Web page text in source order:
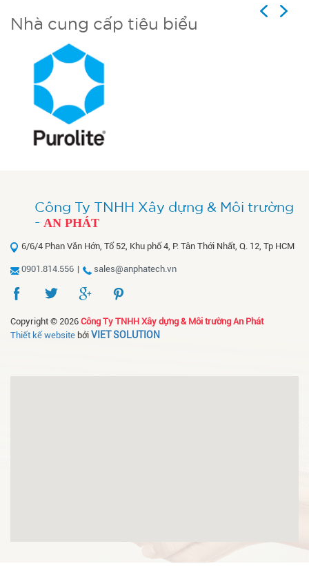
Nhà cung cấp tiêu biểu
Previous
Next
Công Ty TNHH Xây dựng & Môi trường
- AN PHÁT
6/6/4 Phan Văn Hớn, Tổ 52, Khu phố 4, P. Tân Thới Nhất, Q. 12, Tp HCM
0901.814.556 | sales@anphatech.vn
Copyright © 2026 Công Ty TNHH Xây dựng & Môi trường An Phát
Thiết kế website bởi VIET SOLUTION